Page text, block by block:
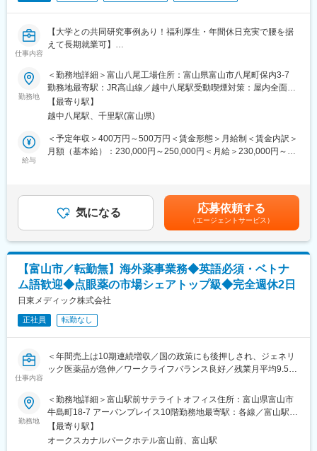
変更の範囲：会社の定める業務
■当社の特徴：
・当社は、眼科用の医薬品に特化し、点眼薬の市場シェアは、国
内トップクラスです。ドラッグストアなどで手にする目薬の3割強
が当社で製造している製品です。
のためのジェネリック医薬品の普及が後押しとなっており、年間
売上は10期連続増収です。
・今後は、海外事業に力を入れていく動きを取っております。今
まで国内事業を着実に伸ばしてきましたが、アジア地域に広げて
■企業理念：
として手元においている方がいるからこそ、信頼に応える使命感
をもって仕事にのぞみます。
・「それぞれに、今日以上を目指す」
医薬品製造の基本は、確かな品質の製品を使用者の負担やコスト
を抑え、安定供給してゆくことです。原料の受け入れから製造・
出荷、営業・販売までそれぞれ立場は異なりますが、今日以上の
完璧を目指しています。
変更の範囲：会社の定める業務
仕事内容
【大学との共同研究事例あり！福利厚生・年間休日充実で腰を据
えて長期就業可】
医薬品原薬の開発・製造・販売を行う当社にて、化合物の有機合
成、分析プロセス、製造プロセスなどの研究を行っていただきま
す。
また、研究開発部より大学との共同研究に社員を派遣しており、
直近では、連続フロー法による製造の可能性を模索するべく効率
性・安全性・環境調和性に優れたより良い製造方法を実用化し、
医薬品原薬製造の商業化に取り組んでいます。
法』を構築し、医薬品有効成分を高収率かつ高選択収率で合成す
ることに成功いたしました。
名東京大学在中）となります。
本部長1名、パート派遣社員2名と20代～30代の若手社員と中堅社
員が活躍しています。
■キャリアパス：
20代～30代男性が活躍中、昇格制度や研修がありキャリアアップ
が可能です。ご入社後は現場社員より直接の指導の元、OJT研修
にて最適な合成工程や製造方法の研究、合成プロセス開発の第一
線でご活躍いただきます。
また、長期就業いただき、将来的には現場をまとめるリーダーを
大学との共同研究などプロジェクトに会社を代表して参加するこ
ともございます。
■企業の魅力：
勤務地
＜勤務地詳細＞富山八尾工場住所：富山県富山市八尾町保内3-7
勤務地最寄駅：JR高山線／越中八尾駅受動喫煙対策：屋内全面禁
煙【最寄り駅】
越中八尾駅、千里駅(富山県)
給与
＜予定年収＞400万円～500万円＜賃金形態＞月給制＜賃金内訳＞
月額（基本給）：230,000円～250,000円＜月給＞230,000円～
1時間）の場合：約400万円・月給24万円/残業月30時間（※1日あ
たり1.5時間）の場合：約450万円■賞与：年2回（計4ヶ月分）賃
金はあくまでも目安の金額であり、選考を通じて上下する可能性
があります。月給(月額)は固定手当を含めた表記です。
気になる 応募依頼する
（エージェントサービス）
【富山市／転勤無】海外薬事業務◆英語必須・ベトナ
ム語歓迎◆点眼薬の市場シェアトップ級◆完全週休2日
日東メディック株式会社
正社員 転勤なし
仕事内容
＜年間売上は10期連続増収／国の政策にも後押しされ、ジェネリ
ック医薬品が急伸／ワークライフバランス良好／残業月平均9.5時
■業務内容：
◇自社製品の輸出に関わる海外薬事業務
（英語版医薬品申請書類の作成、翻訳、医薬品登録申請、医薬品
輸出手配、市販後安全性調査業務サポート、製品マーケティング
勤務地
＜勤務地詳細＞富山駅前サテライトオフィス住所：富山県富山市
牛島町18-7 アーバンプレイス10階勤務地最寄駅：各線／富山駅受
動喫煙対策：屋内全面禁煙変更の範囲：会社の定める事業所
【最寄り駅】
オークスカナルパークホテル富山前、富山駅